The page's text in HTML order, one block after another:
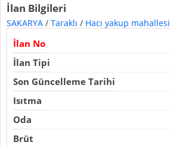
İlan Bilgileri
SAKARYA / Taraklı / Hacı yakup mahallesi
İlan No
İlan Tipi
Son Güncelleme Tarihi
Isıtma
Oda
Brüt